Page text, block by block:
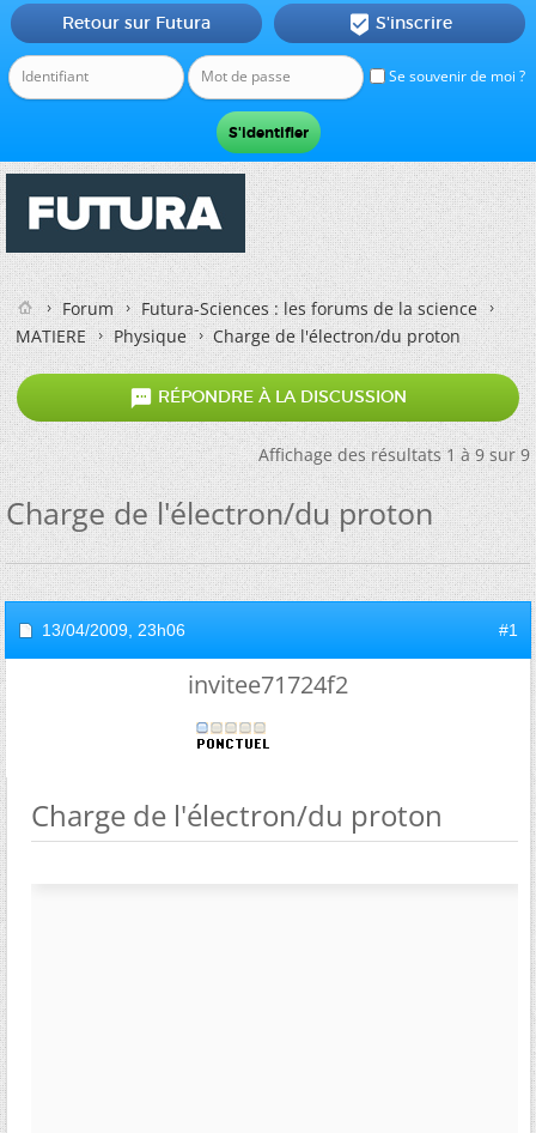
Se souvenir de moi ?
Retour sur Futura  S'inscrire
Forum
Futura-Sciences : les forums de la science
MATIERE
Physique Charge de l'électron/du proton
 RÉPONDRE À LA DISCUSSION
Affichage des résultats 1 à 9 sur 9
Charge de l'électron/du proton
13/04/2009, 23h06 #1
invitee71724f2
Charge de l'électron/du proton